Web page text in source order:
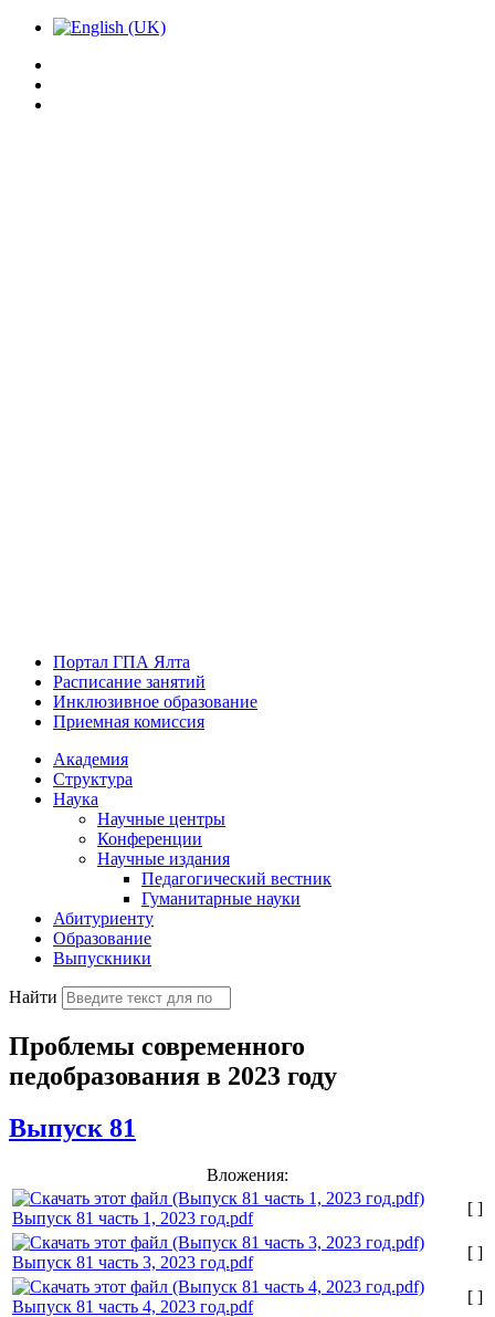
Портал ГПА Ялта
Расписание занятий
Инклюзивное образование
Приемная комиссия
Академия
Структура
Наука
Научные центры
Конференции
Научные издания
Педагогический вестник
Гуманитарные науки
Абитуриенту
Образование
Выпускники
Найти
Проблемы современного
педобразования в 2023 году
Выпуск 81
Вложения:
Выпуск 81 часть 1, 2023 год.pdf
[ ]
Выпуск 81 часть 3, 2023 год.pdf
[ ]
Выпуск 81 часть 4, 2023 год.pdf
[ ]